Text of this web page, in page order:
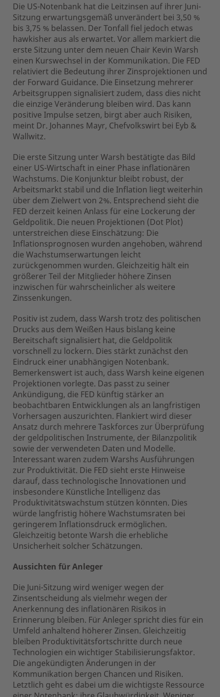
Die US-Notenbank hat die Leitzinsen auf ihrer Juni-
Sitzung erwartungsgemäß unverändert bei 3,50 %
bis 3,75 % belassen. Der Tonfall fiel jedoch etwas
hawkisher aus als erwartet. Vor allem markiert die
erste Sitzung unter dem neuen Chair Kevin Warsh
einen Kurswechsel in der Kommunikation. Die FED
relativiert die Bedeutung ihrer Zinsprojektionen und
der Forward Guidance. Die Einsetzung mehrerer
Arbeitsgruppen signalisiert zudem, dass dies nicht
die einzige Veränderung bleiben wird. Das kann
positive Impulse setzen, birgt aber auch Risiken,
meint Dr. Johannes Mayr, Chefvolkswirt bei Eyb &
Wallwitz.
Die erste Sitzung unter Warsh bestätigte das Bild
einer US-Wirtschaft in einer Phase inflationären
Wachstums. Die Konjunktur bleibt robust, der
Arbeitsmarkt stabil und die Inflation liegt weiterhin
über dem Zielwert von 2%. Entsprechend sieht die
FED derzeit keinen Anlass für eine Lockerung der
Geldpolitik. Die neuen Projektionen (Dot Plot)
unterstreichen diese Einschätzung: Die
Inflationsprognosen wurden angehoben, während
die Wachstumserwartungen leicht
zurückgenommen wurden. Gleichzeitig hält ein
größerer Teil der Mitglieder höhere Zinsen
inzwischen für wahrscheinlicher als weitere
Zinssenkungen.
Positiv ist zudem, dass Warsh trotz des politischen
Drucks aus dem Weißen Haus bislang keine
Bereitschaft signalisiert hat, die Geldpolitik
vorschnell zu lockern. Dies stärkt zunächst den
Eindruck einer unabhängigen Notenbank.
Bemerkenswert ist auch, dass Warsh keine eigenen
Projektionen vorlegte. Das passt zu seiner
Ankündigung, die FED künftig stärker an
beobachtbaren Entwicklungen als an langfristigen
Vorhersagen auszurichten. Flankiert wird dieser
Ansatz durch mehrere Taskforces zur Überprüfung
der geldpolitischen Instrumente, der Bilanzpolitik
sowie der verwendeten Daten und Modelle.
Interessant waren zudem Warshs Ausführungen
zur Produktivität. Die FED sieht erste Hinweise
darauf, dass technologische Innovationen und
insbesondere Künstliche Intelligenz das
Produktivitätswachstum stützen könnten. Dies
würde langfristig höhere Wachstumsraten bei
geringerem Inflationsdruck ermöglichen.
Gleichzeitig betonte Warsh die erhebliche
Unsicherheit solcher Schätzungen.
Aussichten für Anleger
Die Juni-Sitzung wird weniger wegen der
Zinsentscheidung als vielmehr wegen der
Anerkennung des inflationären Risikos in
Erinnerung bleiben. Für Anleger spricht dies für ein
Umfeld anhaltend höherer Zinsen. Gleichzeitig
bleiben Produktivitätsfortschritte durch neue
Technologien ein wichtiger Stabilisierungsfaktor.
Die angekündigten Änderungen in der
Kommunikation bergen Chancen und Risiken.
Letztlich geht es dabei um die wichtigste Ressource